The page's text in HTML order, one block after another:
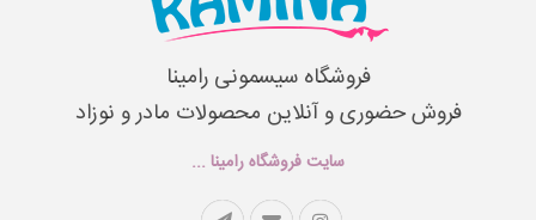
فروشگاه سیسمونی رامینا
فروش حضوری و آنلاین محصولات مادر و نوزاد
سایت فروشگاه رامینا ...